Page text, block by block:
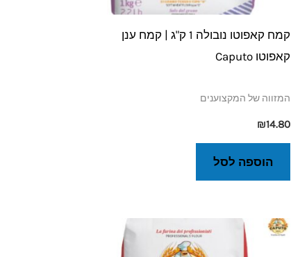
קמח קאפוטו נובולה 1 ק"ג | קמח ענן
קאפוטו Caputo
המזווה של המקצוענים
₪14.80
הוספה לסל